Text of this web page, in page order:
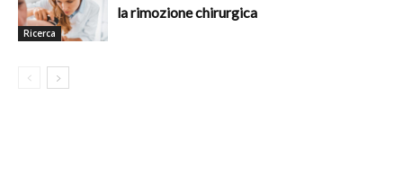
Ricerca
la rimozione chirurgica